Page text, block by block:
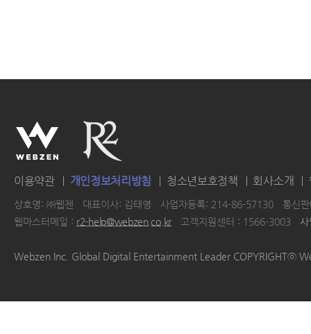
이용약관 개인정보처리방침 청소년보호정책 회사소개
상호명: ㈜웹젠 대표이사: 김태영 사업자등록: 214-86-57130
통신
웹마스터메일 : r2-help@webzen.co.kr 고객지원센터 : 1566-3003
Webzen Inc. Global Digital Entertainment Leader COPYRIGHTⓒ